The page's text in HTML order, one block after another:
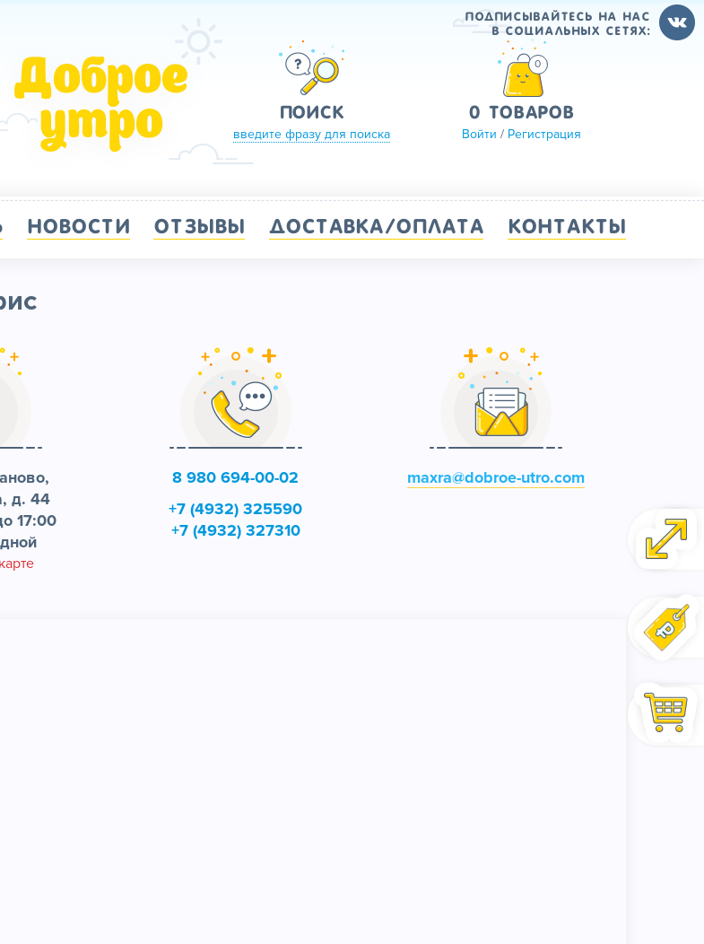
Подписывайтесь на нас
в социальных сетях:
Доброе
утро ПОИСК
введите фразу для поиска
0
0 ТОВАРОВ
Войти / Регистрация
НОВОСТИ ОТЗЫВЫ ДОСТАВКА/ОПЛАТА КОНТАКТЫ
д. 44
17:00
8 980 694-00-02
+7 (4932) 325590
+7 (4932) 327310
maxra@dobroe-utro.com